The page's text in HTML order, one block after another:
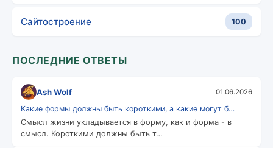
Сайтостроение 100
ПОСЛЕДНИЕ ОТВЕТЫ
Ash Wolf 01.06.2026
Какие формы должны быть короткими, а какие могут б…
Смысл жизни укладывается в форму, как и форма - в
смысл. Короткими должны быть т…